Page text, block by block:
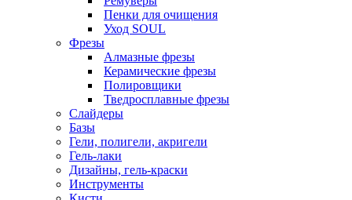
Пенки для очищения
Уход SOUL
Фрезы
Алмазные фрезы
Керамические фрезы
Полировщики
Тведросплавные фрезы
Слайдеры
Базы
Гели, полигели, акригели
Гель-лаки
Дизайны, гель-краски
Инструменты